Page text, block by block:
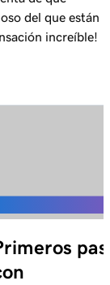
del que están
increíble!